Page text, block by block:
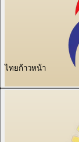
ไทยก้าวหน้า